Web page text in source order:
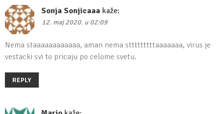
Sonja Sonjicaaa kaže:
12. maj 2020. u 02:09
Nema staaaaaaaaaaaa, aman nema stttttttttaaaaaaa, virus je
vestacki svi to pricaju po celome svetu.
REPLY